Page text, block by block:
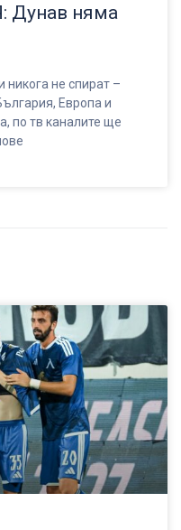
Дунав няма
не спират –
Европа и
по тв каналите ще